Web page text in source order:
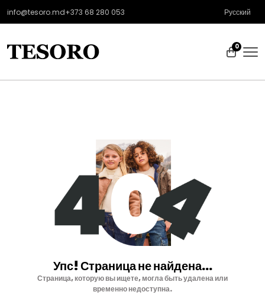
info@tesoro.md+373 68 280 053 Русский
0
Упс! Страница не найдена...
Страница, которую вы ищете, могла быть удалена или
временно недоступна.